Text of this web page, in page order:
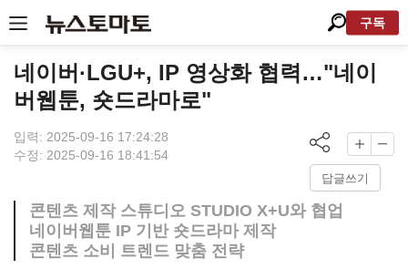
구독
네이버·LGU+, IP 영상화 협력…"네이
버웹툰, 숏드라마로"
입력: 2025-09-16 17:24:28
수정: 2025-09-16 18:41:54
답글쓰기
콘텐츠 제작 스튜디오 STUDIO X+U와 협업
네이버웹툰 IP 기반 숏드라마 제작
콘텐츠 소비 트렌드 맞춤 전략